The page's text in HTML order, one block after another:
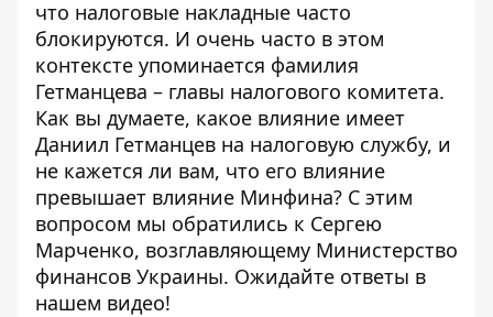
что налоговые накладные часто
блокируются. И очень часто в этом
контексте упоминается фамилия
Гетманцева – главы налогового комитета.
Как вы думаете, какое влияние имеет
Даниил Гетманцев на налоговую службу, и
не кажется ли вам, что его влияние
превышает влияние Минфина? С этим
вопросом мы обратились к Сергею
Марченко, возглавляющему Министерство
финансов Украины. Ожидайте ответы в
нашем видео!